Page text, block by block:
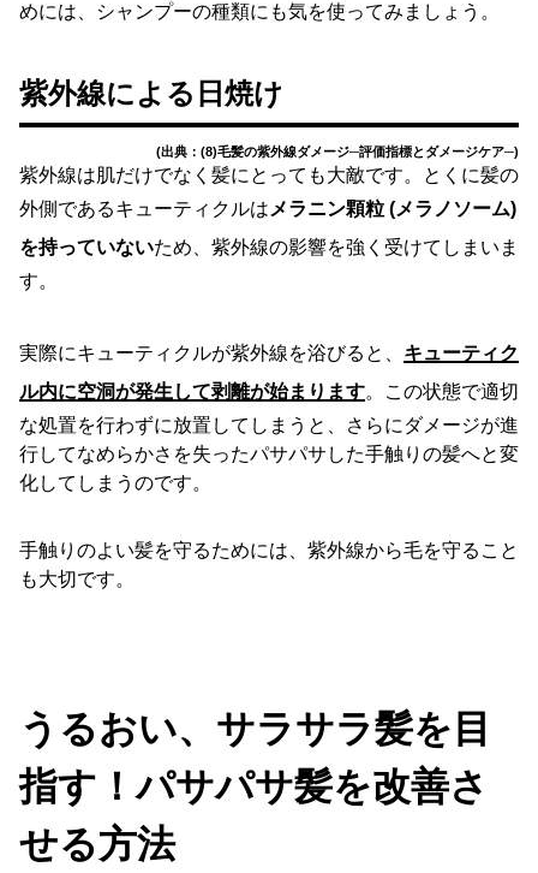
めには、シャンプーの種類にも気を使ってみましょう。
紫外線による日焼け
(出典：(8)毛髪の紫外線ダメージ─評価指標とダメージケア─)
紫外線は肌だけでなく髪にとっても大敵です。とくに髪の
外側であるキューティクルは メラニン顆粒 (メラノソーム)
を持っていないため、紫外線の影響を強く受けてしまいま
す。
実際にキューティクルが紫外線を浴びると、 キューティク
ル内に空洞が発生して剥離が始まります。この状態で適切
な処置を行わずに放置してしまうと、さらにダメージが進
行してなめらかさを失ったパサパサした手触りの髪へと変
化してしまうのです。
手触りのよい髪を守るためには、紫外線から毛を守ること
も大切です。
うるおい、サラサラ髪を目
指す！パサパサ髪を改善さ
せる方法